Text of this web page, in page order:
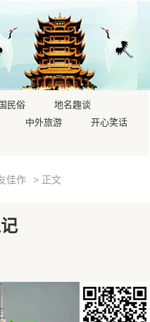
民俗
地名趣谈
中外旅游 开心笑话
佳作 > 正文